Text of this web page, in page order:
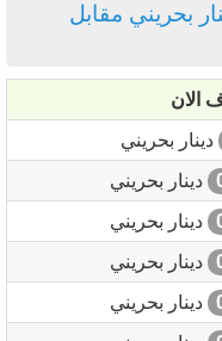
بحريني مقابل
الان
دينار بحريني
دينار بحريني
دينار بحريني
دينار بحريني
دينار بحريني